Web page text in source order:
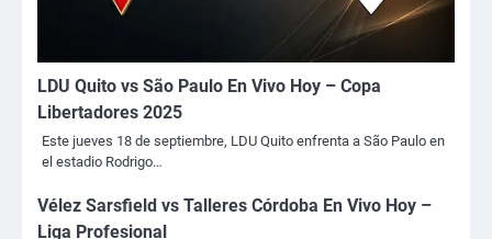
LDU Quito vs São Paulo En Vivo Hoy – Copa
Libertadores 2025
Este jueves 18 de septiembre, LDU Quito enfrenta a São Paulo en
el estadio Rodrigo…
Vélez Sarsfield vs Talleres Córdoba En Vivo Hoy –
Liga Profesional